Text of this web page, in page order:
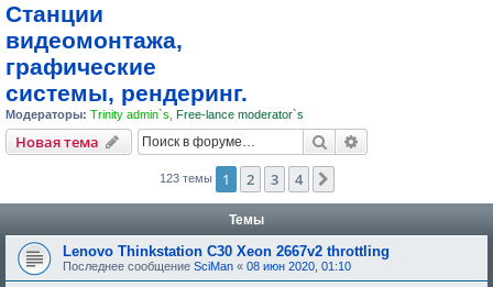
Станции
видеомонтажа,
графические
системы, рендеринг.
Модераторы: Trinity admin`s Free-lance moderator`s
Новая тема Поиск
123 темы 1 2 3 4
Темы
Lenovo Thinkstation C30 Xeon 2667v2 throttling
Последнее сообщение SciMan « 08 июн 2020, 01:10